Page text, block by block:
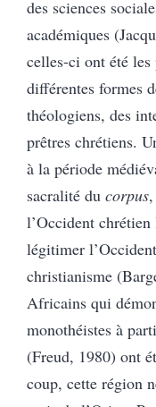
des sciences
académiques
celles-ci ont été
différentes formes
théologiens, des
prêtres chrétiens.
à la période
sacralité du corpus
l’Occident
légitimer
christianisme
Africains qui
monothéistes à
(Freud, 1980) ont
coup, cette région